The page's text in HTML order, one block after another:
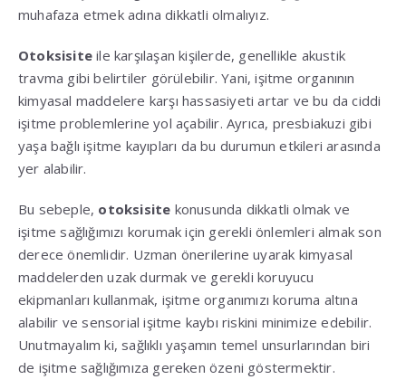
muhafaza etmek adına dikkatli olmalıyız.
Otoksisite ile karşılaşan kişilerde, genellikle akustik
travma gibi belirtiler görülebilir. Yani, işitme organının
kimyasal maddelere karşı hassasiyeti artar ve bu da ciddi
işitme problemlerine yol açabilir. Ayrıca, presbiakuzi gibi
yaşa bağlı işitme kayıpları da bu durumun etkileri arasında
yer alabilir.
Bu sebeple, otoksisite konusunda dikkatli olmak ve
işitme sağlığımızı korumak için gerekli önlemleri almak son
derece önemlidir. Uzman önerilerine uyarak kimyasal
maddelerden uzak durmak ve gerekli koruyucu
ekipmanları kullanmak, işitme organımızı koruma altına
alabilir ve sensorial işitme kaybı riskini minimize edebilir.
Unutmayalım ki, sağlıklı yaşamın temel unsurlarından biri
de işitme sağlığımıza gereken özeni göstermektir.